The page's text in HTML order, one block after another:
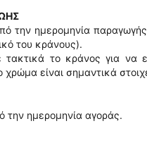
την ημερομηνία
του κράνους).
τακτικά το κράνος για να
χρώμα είναι σημαντικά
την ημερομηνία αγοράς.